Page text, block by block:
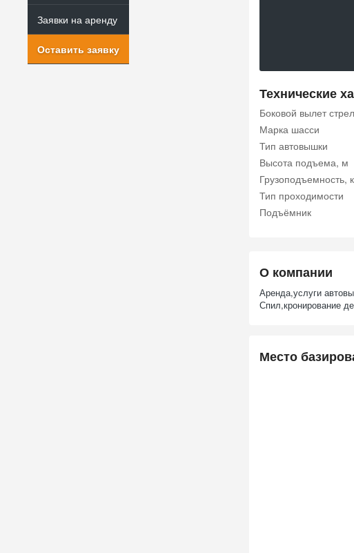
Заявки на аренду
Оставить заявку
Технические
Боковой вылет
Марка шасси
Тип автовышки
Высота подъема, м
Грузоподъемность,
Тип проходимости
Подъёмник
О компании
Аренда,услуги
Спил,кронирование
Место